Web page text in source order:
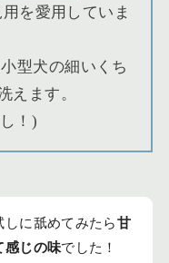
を愛用していま
型犬の細いくち
えます。
！)
に舐めてみたら甘
感じの味でした！